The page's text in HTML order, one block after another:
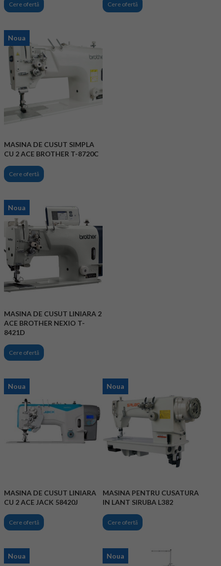
Cere ofertă Cere ofertă
Noua
MASINA DE CUSUT SIMPLA
CU 2 ACE BROTHER T-8720C
Cere ofertă
Noua
MASINA DE CUSUT LINIARA 2
ACE BROTHER NEXIO T-
8421D
Cere ofertă
Noua
MASINA DE CUSUT LINIARA
CU 2 ACE JACK 58420J
Cere ofertă
Noua
MASINA PENTRU CUSATURA
IN LANT SIRUBA L382
Cere ofertă
Noua Noua